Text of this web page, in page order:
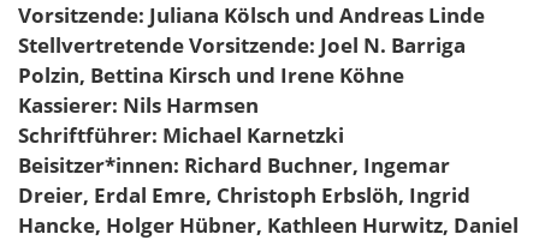
Vorsitzende: Juliana Kölsch und Andreas Linde
Stellvertretende Vorsitzende: Joel N. Barriga
Polzin, Bettina Kirsch und Irene Köhne
Kassierer: Nils Harmsen
Schriftführer: Michael Karnetzki
Beisitzer*innen: Richard Buchner, Ingemar
Dreier, Erdal Emre, Christoph Erbslöh, Ingrid
Hancke, Holger Hübner, Kathleen Hurwitz, Daniel